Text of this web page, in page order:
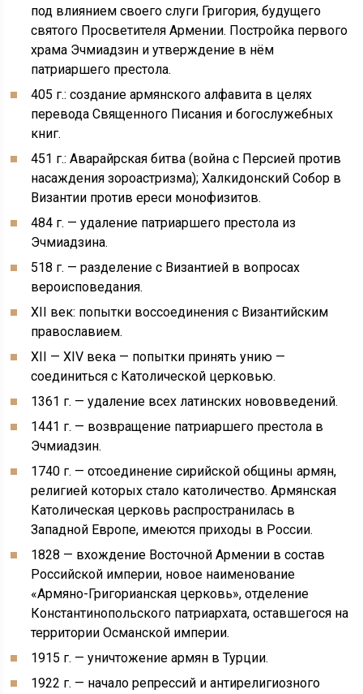
под влиянием своего слуги Григория, будущего
святого Просветителя Армении. Постройка первого
храма Эчмиадзин и утверждение в нём
патриаршего престола.
405 г.: создание армянского алфавита в целях
перевода Священного Писания и богослужебных
книг.
451 г.: Аварайрская битва (война с Персией против
насаждения зороастризма); Халкидонский Собор в
Византии против ереси монофизитов.
484 г. — удаление патриаршего престола из
Эчмиадзина.
518 г. — разделение с Византией в вопросах
вероисповедания.
XII век: попытки воссоединения с Византийским
православием.
XII — XIV века — попытки принять унию —
соединиться с Католической церковью.
1361 г. — удаление всех латинских нововведений.
1441 г. — возвращение патриаршего престола в
Эчмиадзин.
1740 г. — отсоединение сирийской общины армян,
религией которых стало католичество. Армянская
Католическая церковь распространилась в
Западной Европе, имеются приходы в России.
1828 — вхождение Восточной Армении в состав
Российской империи, новое наименование
«Армяно-Григорианская церковь», отделение
Константинопольского патриархата, оставшегося на
территории Османской империи.
1915 г. — уничтожение армян в Турции.
1922 г. — начало репрессий и антирелигиозного